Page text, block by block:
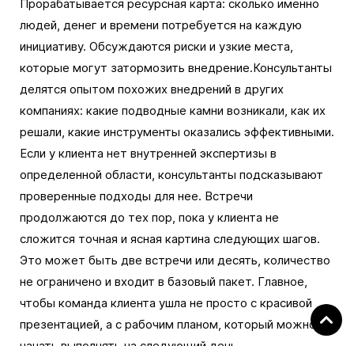
Прорабатывается ресурсная карта: сколько именно
людей, денег и времени потребуется на каждую
инициативу. Обсуждаются риски и узкие места,
которые могут затормозить внедрение.Консультанты
делятся опытом похожих внедрений в других
компаниях: какие подводные камни возникали, как их
решали, какие инструменты оказались эффективными.
Если у клиента нет внутренней экспертизы в
определенной области, консультанты подсказывают
проверенные подходы для нее. Встречи
продолжаются до тех пор, пока у клиента не
сложится точная и ясная картина следующих шагов.
Это может быть две встречи или десять, количество
не ограничено и входит в базовый пакет. Главное,
чтобы команда клиента ушла не просто с красивой
презентацией, а с рабочим планом, который можно